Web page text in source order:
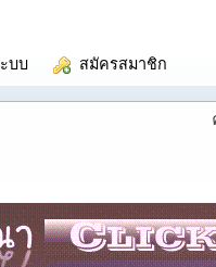
บบ สมัครสมาชิก